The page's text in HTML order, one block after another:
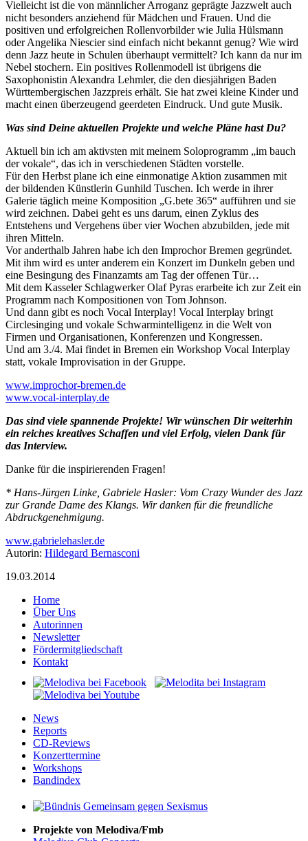
Vielleicht ist die von männlicher Arroganz geprägte Jazzwelt auch
nicht besonders anziehend für Mädchen und Frauen. Und die
positiven und erfolgreichen Rollenvorbilder wie Julia Hülsmann
oder Angelika Niescier sind einfach nicht bekannt genug? Wie wird
denn Jazz heute in Schulen überhaupt vermittelt? Ich kann da nur im
Nebel stochern. Ein positives Rollenmodell ist übrigens die
Saxophonistin Alexandra Lehmler, die den diesjährigen Baden
Württembergischen Jazzpreis erhält. Sie hat zwei kleine Kinder und
macht einen überzeugend geerdeten Eindruck. Und gute Musik.
Was sind Deine aktuellen Projekte und welche Pläne hast Du?
Aktuell bin ich am aktivsten mit meinem Soloprogramm „im bauch
der vokale“, das ich in verschiedenen Städten vorstelle.
Für den Herbst plane ich eine einmonatige Aktion zusammen mit
der bildenden Künstlerin Gunhild Tuschen. Ich werde in ihrer
Galerie täglich meine Komposition „G.bete 365“ aufführen und sie
wird zeichnen. Dabei geht es uns darum, einen Zyklus des
Entstehens und Vergehens über vier Wochen abzubilden, jede mit
ihren Mitteln.
Vor anderthalb Jahren habe ich den Improchor Bremen gegründet.
Mit ihm wird es unter anderem ein Konzert im Dunkeln geben und
eine Besingung des Finanzamts am Tag der offenen Tür…
Mit dem Kasseler Schlagwerker Olaf Pyras erarbeite ich zur Zeit ein
Programm nach Kompositionen von Tom Johnson.
Und dann gibt es noch Vocal Interplay! Vocal Interplay bringt
Circlesinging und vokale Schwarmintelligenz in die Welt von
Firmen und Organisationen, Konferenzen und Kongressen.
Und am 3./4. Mai findet in Bremen ein Workshop Vocal Interplay
statt, vokale Improvisation in der Gruppe.
www.improchor-bremen.de
www.vocal-interplay.de
Das sind viele spannende Projekte! Wir wünschen Dir weiterhin
ein reiches kreatives Schaffen und viel Erfolg, vielen Dank für
das Interview.
Danke für die inspirierenden Fragen!
* Hans-Jürgen Linke, Gabriele Hasler: Vom Crazy Wunder des Jazz
zur Grande Dame des Klangs. Wir danken für die freundliche
Abdruckgenehmigung.
www.gabrielehasler.de
Autorin: Hildegard Bernasconi
19.03.2014
Home
Über Uns
Autorinnen
Newsletter
Fördermitgliedschaft
Kontakt
News
Reports
CD-Reviews
Konzerttermine
Workshops
Bandindex
Projekte von Melodiva/Fmb